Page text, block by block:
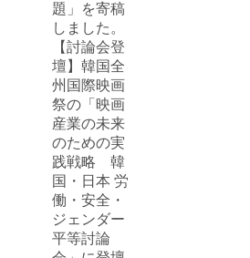
題」を寄稿
しました。
【討論会登
壇】韓国全
州国際映画
祭の「映画
産業の未来
のための実
践戦略 韓
国・日本 労
働・安全・
ジェンダー
平等討論